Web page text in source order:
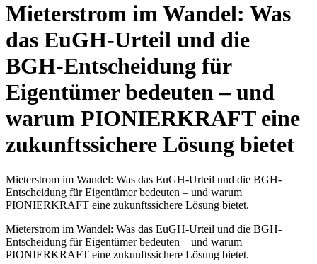
Mieterstrom im Wandel: Was
das EuGH-Urteil und die
BGH-Entscheidung für
Eigentümer bedeuten – und
warum PIONIERKRAFT eine
zukunftssichere Lösung bietet
Mieterstrom im Wandel: Was das EuGH-Urteil und die BGH-
Entscheidung für Eigentümer bedeuten – und warum
PIONIERKRAFT eine zukunftssichere Lösung bietet.
Mieterstrom im Wandel: Was das EuGH-Urteil und die BGH-
Entscheidung für Eigentümer bedeuten – und warum
PIONIERKRAFT eine zukunftssichere Lösung bietet.